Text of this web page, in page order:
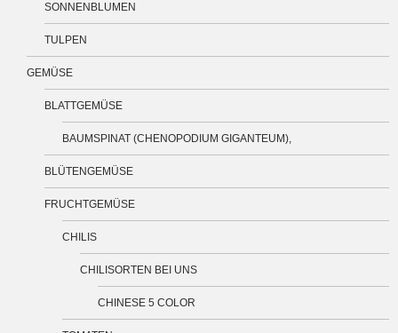
SONNENBLUMEN
TULPEN
GEMÜSE
BLATTGEMÜSE
BAUMSPINAT (CHENOPODIUM GIGANTEUM),
BLÜTENGEMÜSE
FRUCHTGEMÜSE
CHILIS
CHILISORTEN BEI UNS
CHINESE 5 COLOR